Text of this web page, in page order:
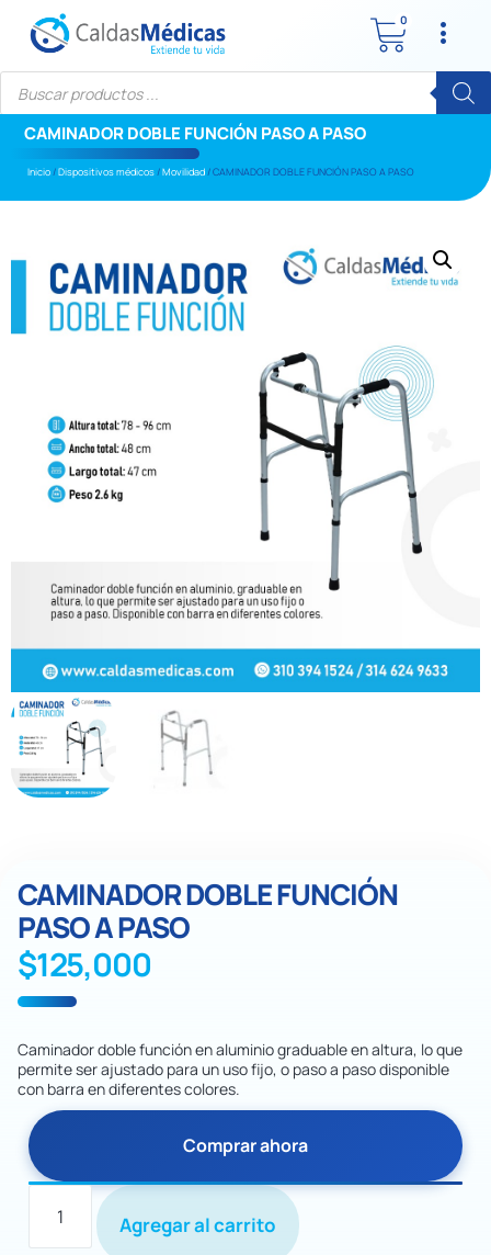
0
CAMINADOR DOBLE FUNCIÓN PASO A PASO
Inicio/Dispositivos médicos/Movilidad/ CAMINADOR DOBLE FUNCIÓN PASO A PASO
CAMINADOR DOBLE FUNCIÓN
PASO A PASO
$125,000
Caminador doble función en aluminio graduable en altura, lo que
permite ser ajustado para un uso fijo, o paso a paso disponible
con barra en diferentes colores.
Comprar ahora
Agregar al carrito